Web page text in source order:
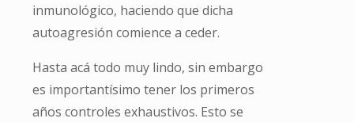
inmunológico, haciendo que dicha
autoagresión comience a ceder.
Hasta acá todo muy lindo, sin embargo
es importantísimo tener los primeros
años controles exhaustivos. Esto se